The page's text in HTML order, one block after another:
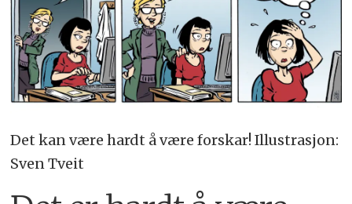
Det kan være hardt å være forskar! Illustrasjon:
Sven Tveit